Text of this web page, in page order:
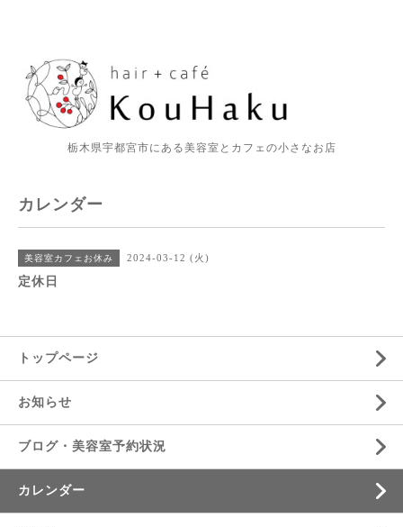
栃木県宇都宮市にある美容室とカフェの小さなお店
カレンダー
美容室カフェお休み 2024-03-12 (火)
定休日
トップページ
お知らせ
ブログ・美容室予約状況
カレンダー